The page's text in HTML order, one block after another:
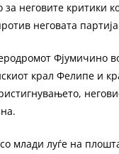
неговите критики
неговата
Фјумичино
крал Фелипе и
млади луѓе на